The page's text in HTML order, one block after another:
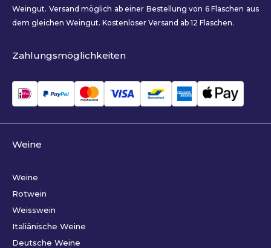
Weingut. Versand möglich ab einer Bestellung von 6 Flaschen aus
dem gleichen Weingut. Kostenloser Versand ab 12 Flaschen.
Zahlungsmöglichkeiten
Weine
Weine
Rotwein
Weisswein
Italiänische Weine
Deutsche Weine